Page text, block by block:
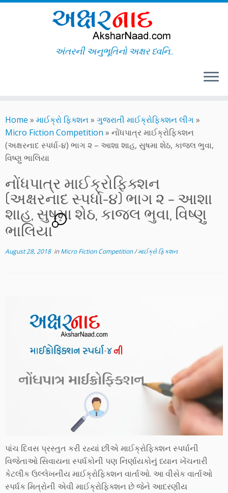
to
content
અંતરની અનુભૂતિનો અક્ષર ધ્વનિ..
Home » માઈક્રો ફિક્શન» ગુજરાતી માઈક્રોફિક્શન લીગ »
Micro Fiction Competition » નોંધપાત્ર માઈક્રોફિક્શન
(અક્ષરનાદ સ્પર્ધા-૪) ભાગ ૨ – આશા શાહ, સુષમા શેઠ, કાજલ ભુવા,
વિષ્ણુ ભાલિયા
નોંધપાત્ર માઈક્રોફિક્શન
(અક્ષરનાદ સ્પર્ધા-૪) ભાગ ૨ – આશા
શાહ, સુષમા શેઠ, કાજલ ભુવા, વિષ્ણુ
ભાલિયા
2
August 28, 2018inMicro Fiction Competition/માઈક્રો ફિક્શન
પાંચ દિવસ પ્રસ્તુત કરી રહ્યાં છીએ માઈક્રોફિક્શન સ્પર્ધાની
વિજેતાઓ સિવાયના સ્પર્ધકોની પણ નિર્ણાયકોનું ધ્યાન ખેંચનારી
કેટલીક ઉલ્લેખનીય માઈક્રોફિક્શન વાર્તાઓ. આ વીસેક વાર્તાઓ
સ્પર્ધક મિત્રોની એવી માઈક્રોફિક્શન છે જેને આદરણીય